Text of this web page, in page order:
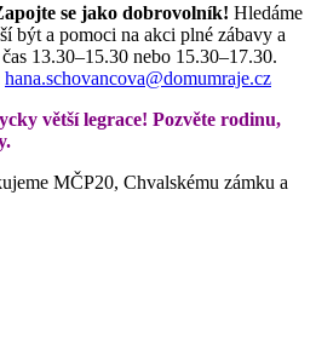
se jako dobrovolník! Hledáme
být a pomoci na akci plné zábavy a
13.30–15.30 nebo 15.30–17.30.
hana.schovancova@domumraje.cz
větší legrace! Pozvěte rodinu,
MČP20, Chvalskému zámku a